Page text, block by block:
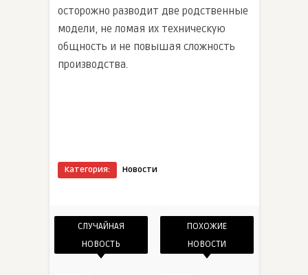
осторожно разводит две родственные
модели, не ломая их техническую
общность и не повышая сложность
производства.
Категория: Новости
СЛУЧАЙНАЯ
НОВОСТЬ
ПОХОЖИЕ
НОВОСТИ